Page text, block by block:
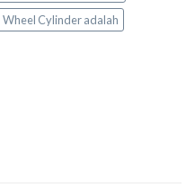
Wheel Cylinder adalah